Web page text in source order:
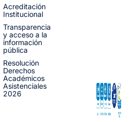
Acreditación
Institucional
Transparencia
y acceso a la
información
pública
Resolución
Derechos
Académicos
Asistenciales
2026